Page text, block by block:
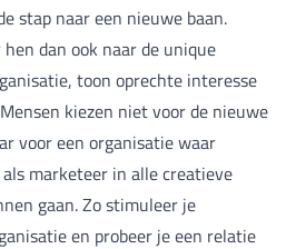
stap naar een nieuwe baan.
dan ook naar de unique
toon oprechte interesse
kiezen niet voor de nieuwe
voor een organisatie waar
marketeer in alle creatieve
gaan. Zo stimuleer je
en probeer je een relatie